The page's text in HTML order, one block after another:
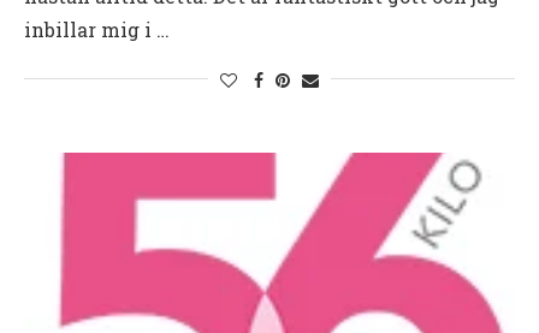
inbillar mig i …